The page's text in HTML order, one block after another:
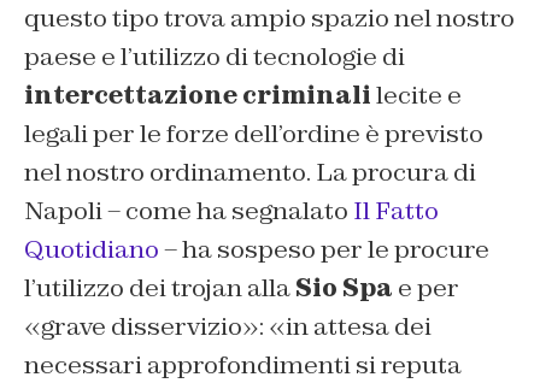
questo tipo trova ampio spazio nel nostro
paese e l’utilizzo di tecnologie di
intercettazione criminalilecite e
legali per le forze dell’ordine è previsto
nel nostro ordinamento. La procura di
Napoli – come ha segnalato Il Fatto
Quotidiano– ha sospeso per le procure
l’utilizzo dei trojan allaSio Spa e per
«grave disservizio»: «in attesa dei
necessari approfondimenti si reputa